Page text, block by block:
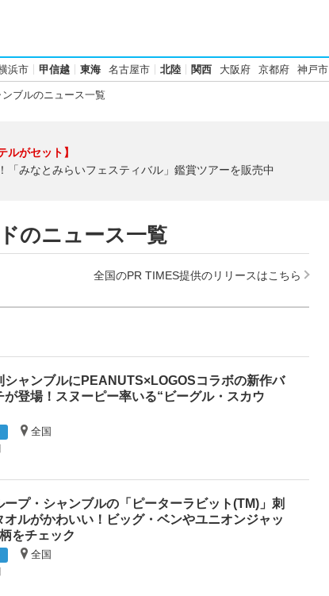
浜市 甲信越 東海 名古屋市 北陸 関西 大阪府 京都府 神戸市
ンブルのニュース一覧
ルがセット】
「みなとみらいフェスティバル」鑑賞ツアーを販売中
のニュース一覧
全国のPR TIMES提供のリリースはこちら
シャンブルにPEANUTS×LOGOSコラボの新作バ
が登場！スヌーピー率いる“ビーグル・スカウ
全国
ープ・シャンブルの「ピーターラビット(TM)」刺
オルがかわいい！ビッグ・ベンやユニオンジャッ
をチェック
全国